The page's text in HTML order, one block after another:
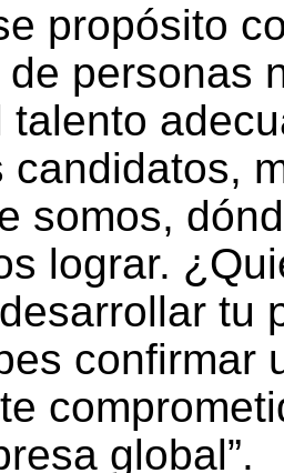
propósito
personas
talento
candidatos,
somos,
lograr.
tu
confirmar
global”.